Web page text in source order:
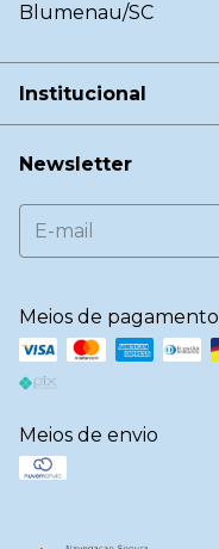
Blumenau/SC
Institucional
Newsletter
Meios de pagamento
Meios de envio